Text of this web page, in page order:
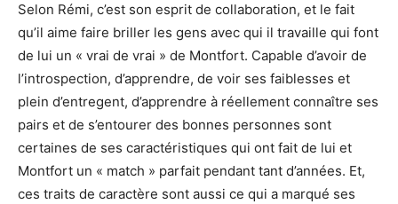
Selon Rémi, c’est son esprit de collaboration, et le fait
qu’il aime faire briller les gens avec qui il travaille qui font
de lui un « vrai de vrai » de Montfort. Capable d’avoir de
l’introspection, d’apprendre, de voir ses faiblesses et
plein d’entregent, d’apprendre à réellement connaître ses
pairs et de s’entourer des bonnes personnes sont
certaines de ses caractéristiques qui ont fait de lui et
Montfort un « match » parfait pendant tant d’années. Et,
ces traits de caractère sont aussi ce qui a marqué ses